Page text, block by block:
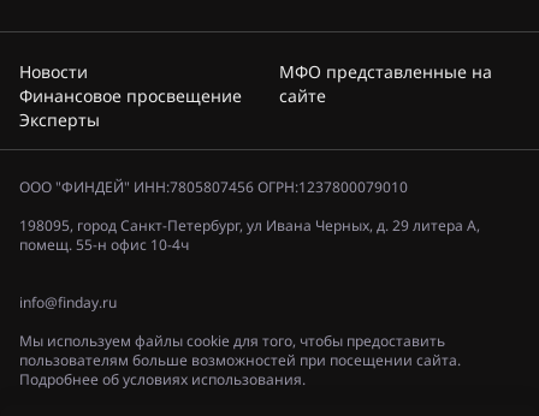
Новости
Финансовое просвещение
Эксперты
МФО представленные на
сайте
ООО "ФИНДЕЙ" ИНН:7805807456 ОГРН:1237800079010
198095, город Санкт-Петербург, ул Ивана Черных, д. 29 литера А,
помещ. 55-н офис 10-4ч
info@finday.ru
Мы используем файлы cookie для того, чтобы предоставить
пользователям больше возможностей при посещении сайта.
Подробнее об условиях использования.